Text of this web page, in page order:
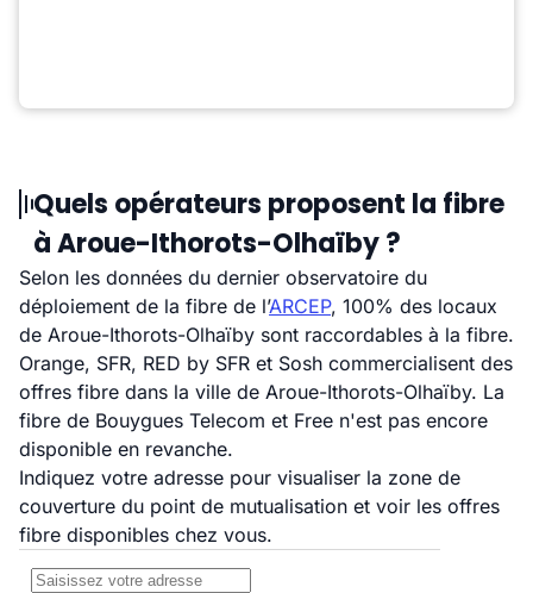
Quels opérateurs proposent la fibre
à Aroue-Ithorots-Olhaïby ?
Selon les données du dernier observatoire du
déploiement de la fibre de l’ARCEP, 100% des locaux
de Aroue-Ithorots-Olhaïby sont raccordables à la fibre.
Orange, SFR, RED by SFR et Sosh commercialisent des
offres fibre dans la ville de Aroue-Ithorots-Olhaïby. La
fibre de Bouygues Telecom et Free n'est pas encore
disponible en revanche.
Indiquez votre adresse pour visualiser la zone de
couverture du point de mutualisation et voir les offres
fibre disponibles chez vous.